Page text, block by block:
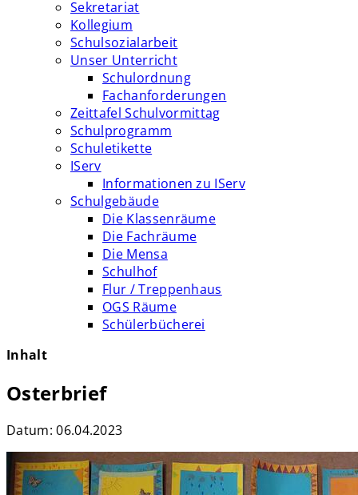
Sekretariat
Kollegium
Schulsozialarbeit
Unser Unterricht
Schulordnung
Fachanforderungen
Zeittafel Schulvormittag
Schulprogramm
Schuletikette
IServ
Informationen zu IServ
Schulgebäude
Die Klassenräume
Die Fachräume
Die Mensa
Schulhof
Flur / Treppenhaus
OGS Räume
Schülerbücherei
Inhalt
Osterbrief
Datum:06.04.2023